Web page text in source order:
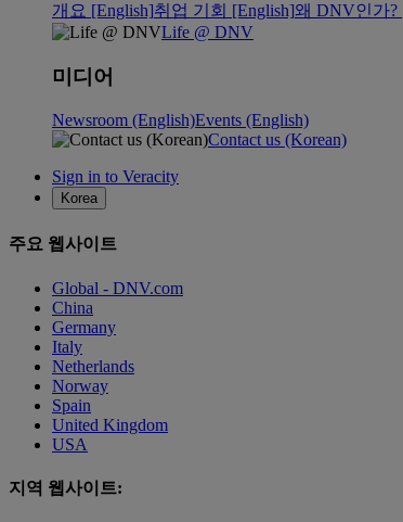
개요 [English]취업 기회 [English]왜 DNV인가?
Life @ DNV
미디어
Newsroom (English)Events (English)
Contact us (Korean)
Sign in to Veracity
Korea
주요 웹사이트
Global - DNV.com
China
Germany
Italy
Netherlands
Norway
Spain
United Kingdom
USA
지역 웹사이트: